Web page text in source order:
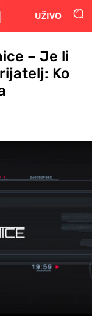
UŽIVO
– Je li
Ko